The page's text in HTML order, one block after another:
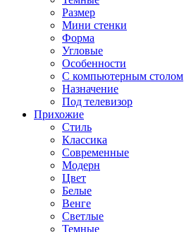
Размер
Мини стенки
Форма
Угловые
Особенности
С компьютерным столом
Назначение
Под телевизор
Прихожие
Стиль
Классика
Современные
Модерн
Цвет
Белые
Венге
Светлые
Темные